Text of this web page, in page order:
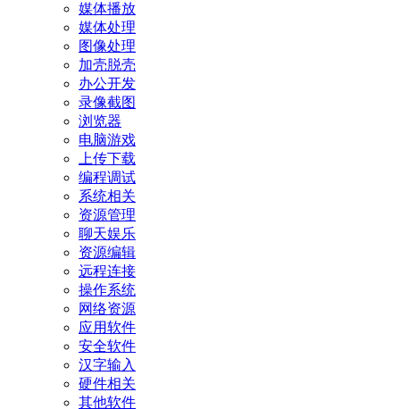
媒体播放
媒体处理
图像处理
加壳脱壳
办公开发
录像截图
浏览器
电脑游戏
上传下载
编程调试
系统相关
资源管理
聊天娱乐
资源编辑
远程连接
操作系统
网络资源
应用软件
安全软件
汉字输入
硬件相关
其他软件